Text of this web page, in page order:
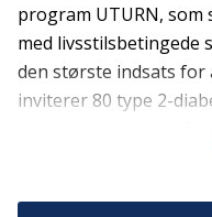
program UTURN,
med livsstilsbetingede
den største indsats for
inviterer 80 type 2-
eksperiment, der
behandlingsmetode,
Tilmeld
De seneste nyheder om